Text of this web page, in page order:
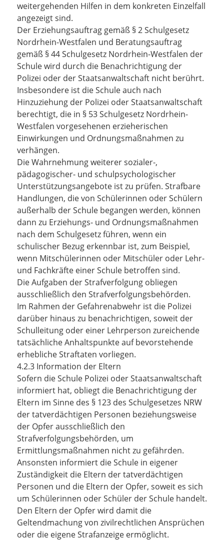
weitergehenden Hilfen in dem konkreten Einzelfall
angezeigt sind.
Der Erziehungsauftrag gemäß § 2 Schulgesetz
Nordrhein-Westfalen und Beratungsauftrag
gemäß § 44 Schulgesetz Nordrhein-Westfalen der
Schule wird durch die Benachrichtigung der
Polizei oder der Staatsanwaltschaft nicht berührt.
Insbesondere ist die Schule auch nach
Hinzuziehung der Polizei oder Staatsanwaltschaft
berechtigt, die in § 53 Schulgesetz Nordrhein-
Westfalen vorgesehenen erzieherischen
Einwirkungen und Ordnungsmaßnahmen zu
verhängen.
Die Wahrnehmung weiterer sozialer-,
pädagogischer- und schulpsychologischer
Unterstützungsangebote ist zu prüfen. Strafbare
Handlungen, die von Schülerinnen oder Schülern
außerhalb der Schule begangen werden, können
dann zu Erziehungs- und Ordnungsmaßnahmen
nach dem Schulgesetz führen, wenn ein
schulischer Bezug erkennbar ist, zum Beispiel,
wenn Mitschülerinnen oder Mitschüler oder Lehr-
und Fachkräfte einer Schule betroffen sind.
Die Aufgaben der Strafverfolgung obliegen
ausschließlich den Strafverfolgungsbehörden.
Im Rahmen der Gefahrenabwehr ist die Polizei
darüber hinaus zu benachrichtigen, soweit der
Schulleitung oder einer Lehrperson zureichende
tatsächliche Anhaltspunkte auf bevorstehende
erhebliche Straftaten vorliegen.
4.2.3 Information der Eltern
Sofern die Schule Polizei oder Staatsanwaltschaft
informiert hat, obliegt die Benachrichtigung der
Eltern im Sinne des § 123 des Schulgesetzes NRW
der tatverdächtigen Personen beziehungsweise
der Opfer ausschließlich den
Strafverfolgungsbehörden, um
Ermittlungsmaßnahmen nicht zu gefährden.
Ansonsten informiert die Schule in eigener
Zuständigkeit die Eltern der tatverdächtigen
Personen und die Eltern der Opfer, soweit es sich
um Schülerinnen oder Schüler der Schule handelt.
Den Eltern der Opfer wird damit die
Geltendmachung von zivilrechtlichen Ansprüchen
oder die eigene Strafanzeige ermöglicht.